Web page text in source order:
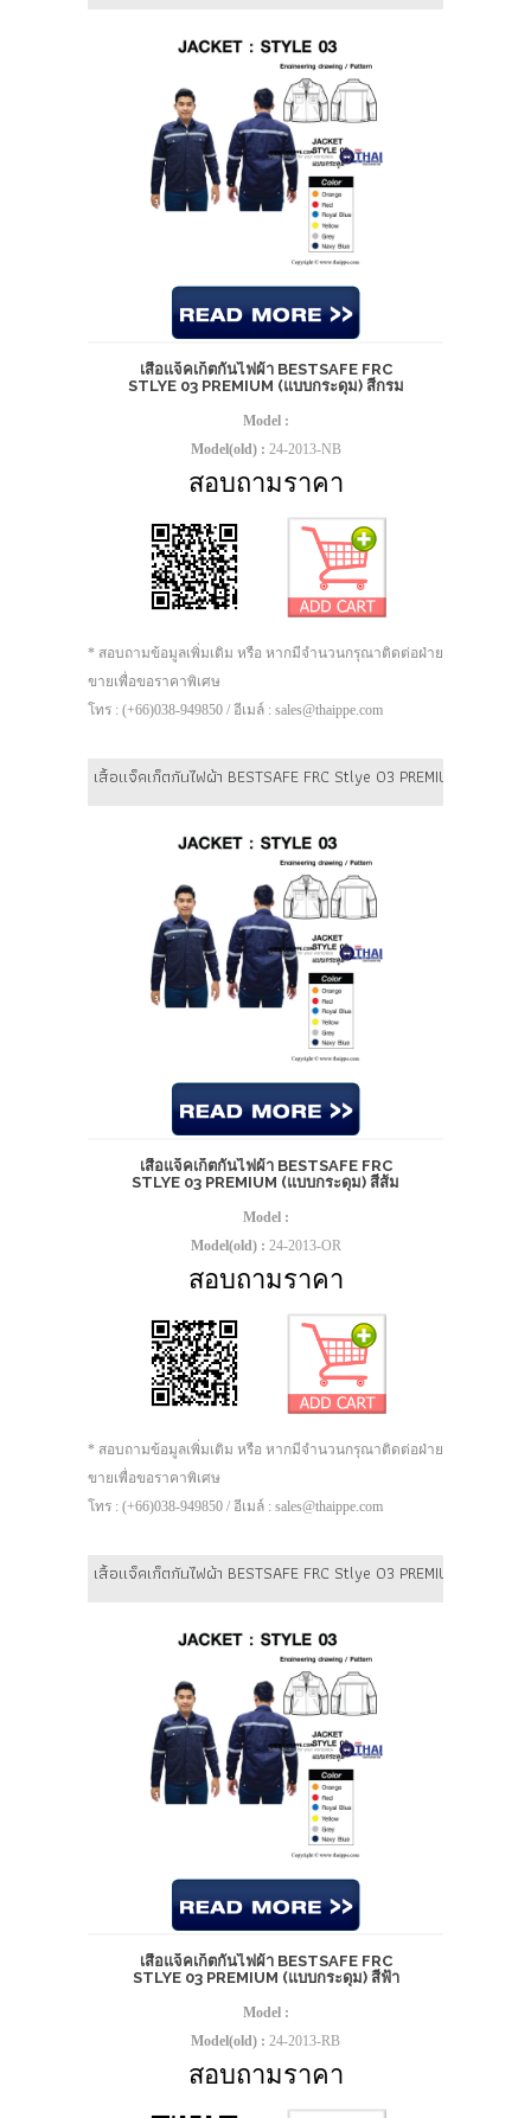
เสื้อแจ็คเก็ตกันไฟผ้า BESTSAFE FRC
STLYE 03 PREMIUM (แบบกระดุม) สีกรม
Model :
Model(old) : 24-2013-NB
สอบถามราคา
* สอบถามข้อมูลเพิ่มเติม หรือ หากมีจำนวนกรุณาติดต่อฝ่าย
ขายเพื่อขอราคาพิเศษ
โทร : (+66)038-949850 / อีเมล์ : sales@thaippe.com
เสื้อแจ็คเก็ตกันไฟผ้า BESTSAFE FRC Stlye 03 PREMIUM (แบบกร
เสื้อแจ็คเก็ตกันไฟผ้า BESTSAFE FRC
STLYE 03 PREMIUM (แบบกระดุม) สีส้ม
Model :
Model(old) : 24-2013-OR
สอบถามราคา
* สอบถามข้อมูลเพิ่มเติม หรือ หากมีจำนวนกรุณาติดต่อฝ่าย
ขายเพื่อขอราคาพิเศษ
โทร : (+66)038-949850 / อีเมล์ : sales@thaippe.com
เสื้อแจ็คเก็ตกันไฟผ้า BESTSAFE FRC Stlye 03 PREMIUM (แบบกร
เสื้อแจ็คเก็ตกันไฟผ้า BESTSAFE FRC
STLYE 03 PREMIUM (แบบกระดุม) สีฟ้า
Model :
Model(old) : 24-2013-RB
สอบถามราคา